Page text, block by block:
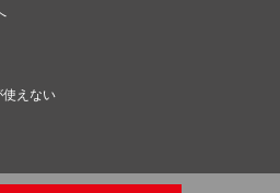
使えない